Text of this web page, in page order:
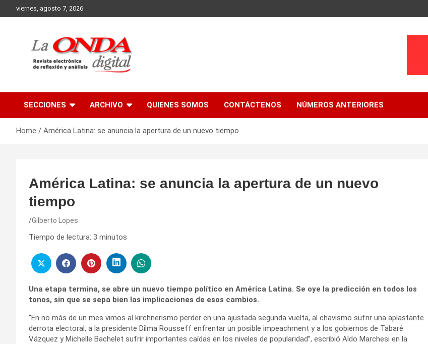
to
viernes, agosto 7, 2026
SECCIONES ARCHIVO QUIENES SOMOS CONTÁCTENOS NÚMEROS ANTERIORES
Home América Latina: se anuncia la apertura de un nuevo tiempo
América Latina: se anuncia la apertura de un nuevo
tiempo
Gilberto Lopes
Tiempo de lectura: 3 minutos
Una etapa termina, se abre un nuevo tiempo político en América Latina. Se oye la predicción en todos los
tonos, sin que se sepa bien las implicaciones de esos cambios.
“En no más de un mes vimos al kirchnerismo perder en una ajustada segunda vuelta, al chavismo sufrir una aplastante
derrota electoral, a la presidente Dilma Rousseff enfrentar un posible impeachment y a los gobiernos de Tabaré
Vázquez y Michelle Bachelet sufrir importantes caídas en los niveles de popularidad”, escribió Aldo Marchesi en la